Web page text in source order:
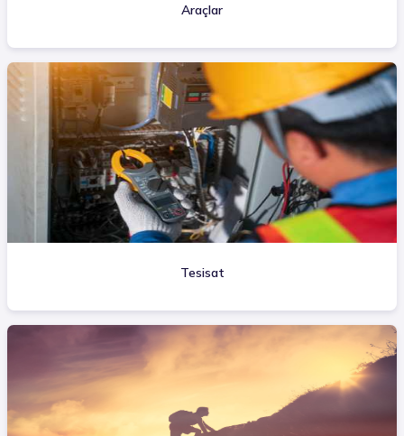
Araçlar
Tesisat